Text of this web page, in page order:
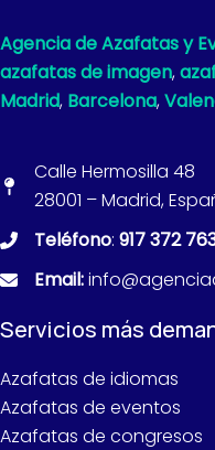
Agencia de Azafatas y
azafatas de imagen,
Madrid, Barcelona,
Calle Hermosilla 48
28001 – Madrid,
Teléfono: 917 372
Email:
Servicios más
Azafatas de idiomas
Azafatas de eventos
Azafatas de congresos